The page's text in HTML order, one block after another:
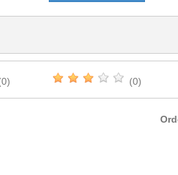
(0)